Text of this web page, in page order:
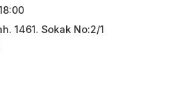
1461. Sokak No:2/1